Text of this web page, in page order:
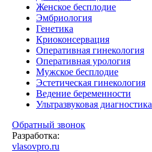
Женское бесплодие
Эмбриология
Генетика
Криоконсервация
Оперативная гинекология
Оперативная урология
Мужское бесплодие
Эстетическая гинекология
Ведение беременности
Ультразвуковая диагностика
Обратный звонок
Разработка:
vlasovpro.ru